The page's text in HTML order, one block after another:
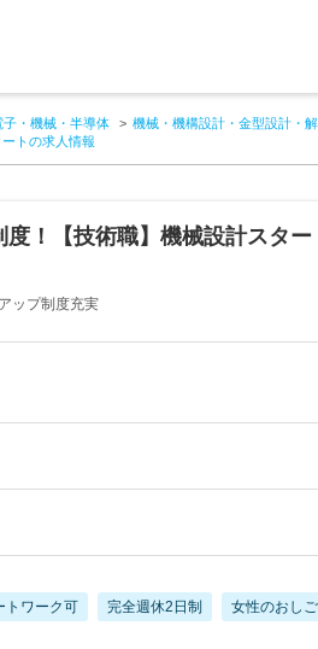
子・機械・半導体 機械・機構設計・金型設計・
トの求人情報
！【技術職】機械設計スター
ップ制度充実
トワーク可 完全週休2日制 女性のおし